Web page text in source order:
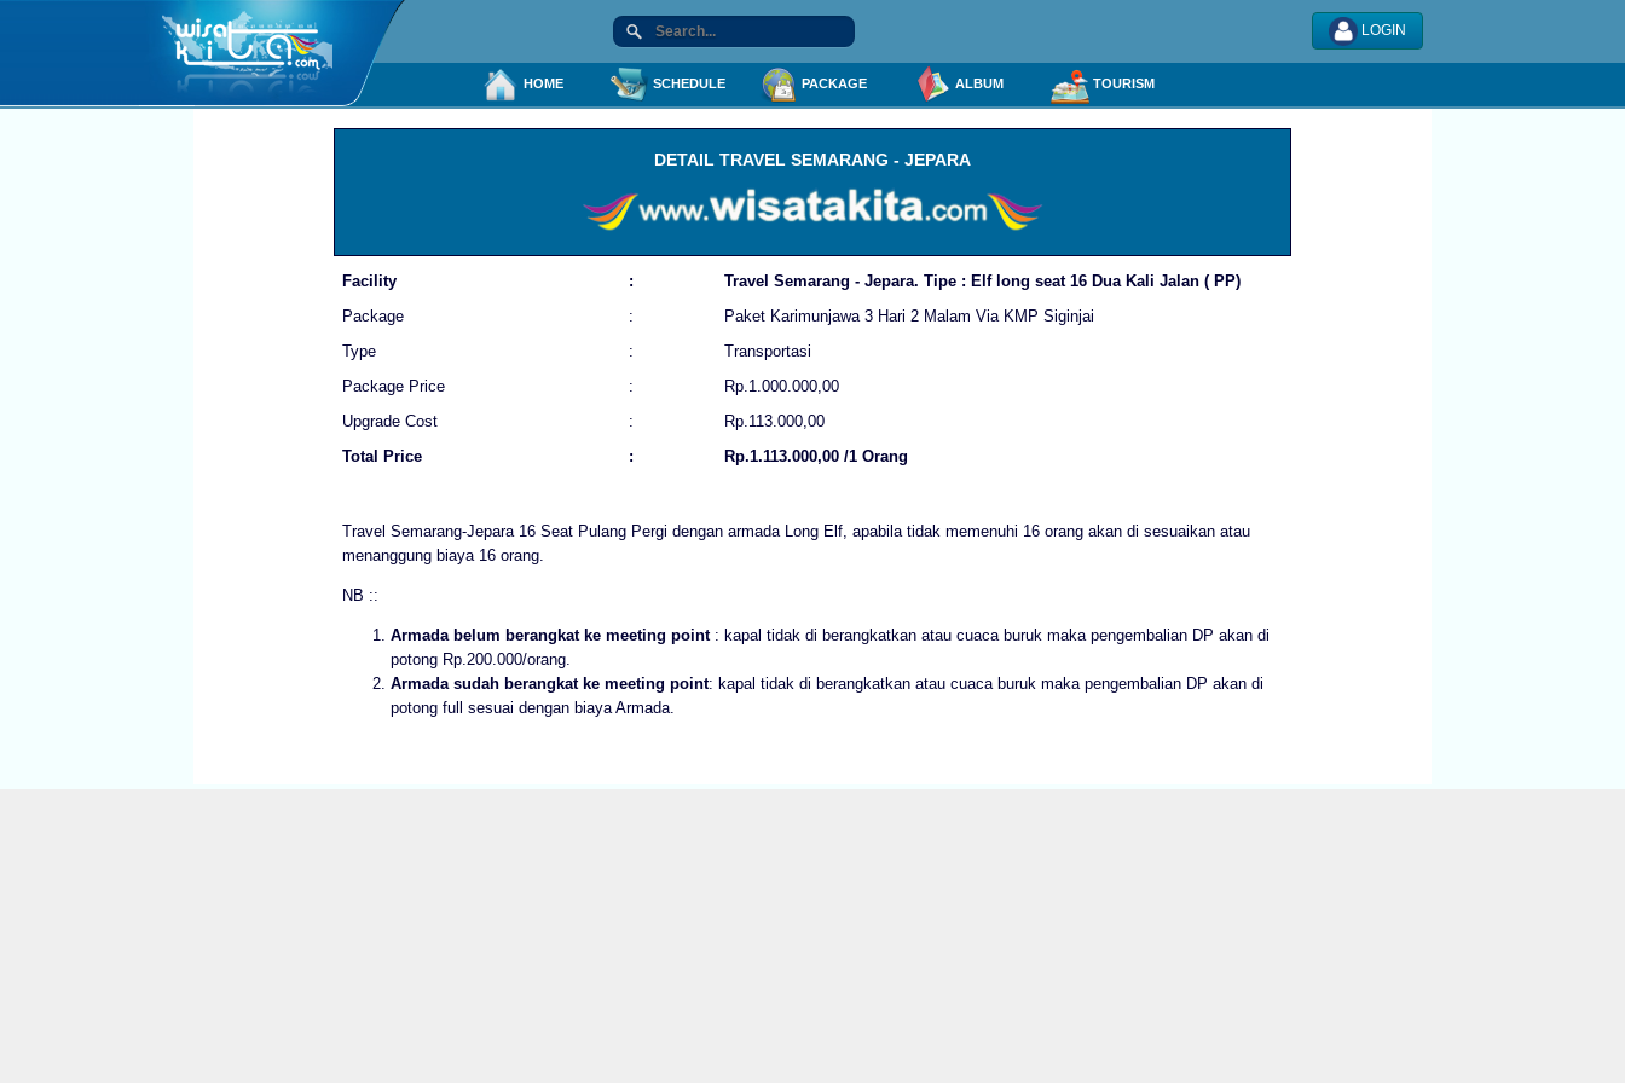
LOGIN
HOME SCHEDULE PACKAGE ALBUM TOURISM
DETAIL TRAVEL SEMARANG - JEPARA
Facility :
Travel Semarang - Jepara. Tipe : Elf long seat 16 Dua Kali Jalan ( PP)
Package
:
Paket Karimunjawa 3 Hari 2 Malam Via KMP Siginjai
Type
:
Transportasi
Package Price
:
Rp.1.000.000,00
Upgrade Cost
:
Rp.113.000,00
Total Price
: Rp.1.113.000,00 /1 Orang
Travel Semarang-Jepara 16 Seat Pulang Pergi dengan armada Long Elf, apabila tidak memenuhi 16 orang akan di sesuaikan atau
menanggung biaya 16 orang.
NB ::
Armada belum berangkat ke meeting point: kapal tidak di berangkatkan atau cuaca buruk maka pengembalian DP akan di
potong Rp.200.000/orang.
Armada sudah berangkat ke meeting point: kapal tidak di berangkatkan atau cuaca buruk maka pengembalian DP akan di
potong full sesuai dengan biaya Armada.